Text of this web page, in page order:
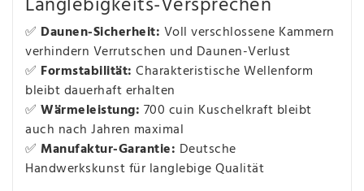
✅ Daunen-Sicherheit: Voll verschlossene Kammern
verhindern Verrutschen und Daunen-Verlust
✅ Formstabilität: Charakteristische Wellenform
bleibt dauerhaft erhalten
✅ Wärmeleistung: 700 cuin Kuschelkraft bleibt
auch nach Jahren maximal
✅ Manufaktur-Garantie: Deutsche
Handwerkskunst für langlebige Qualität